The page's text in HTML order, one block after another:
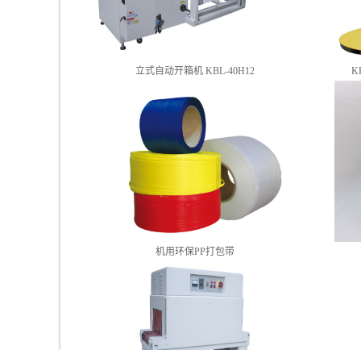
立式自动开箱机 KBL-40H12
机用环保PP打包带